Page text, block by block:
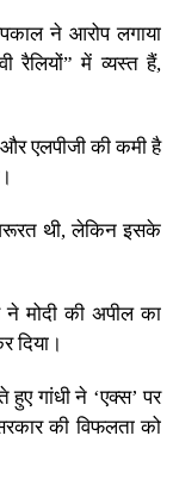
ने आरोप लगाया
रैलियों” में व्यस्त हैं,
एलपीजी की कमी है
थी, लेकिन इसके
ने मोदी की अपील का
दिया।
गांधी ने ‘एक्स’ पर
की विफलता को